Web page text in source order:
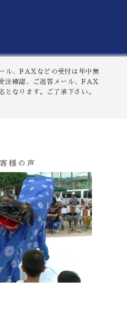
ル、FAXなどの受付は年中無
注確認、ご返答メール、FAX
となります。ご了承下さい。
様の声